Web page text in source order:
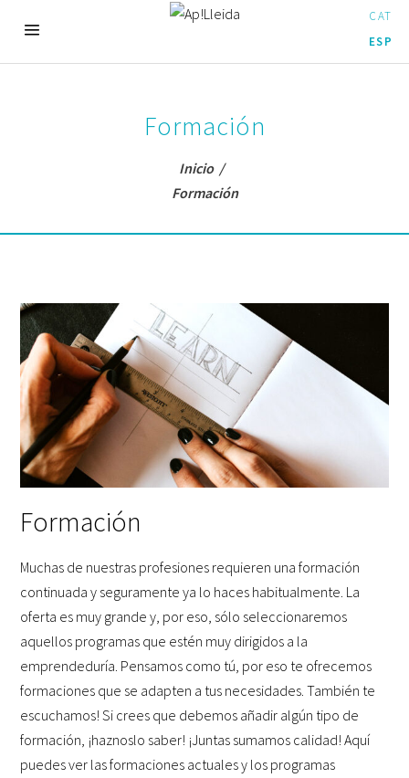
CAT
ESP
Formación
Inicio/
Formación
Formación
Muchas de nuestras profesiones requieren una formación
continuada y seguramente ya lo haces habitualmente. La
oferta es muy grande y, por eso, sólo seleccionaremos
aquellos programas que estén muy dirigidos a la
emprendeduría. Pensamos como tú, por eso te ofrecemos
formaciones que se adapten a tus necesidades. También te
escuchamos! Si crees que debemos añadir algún tipo de
formación, ¡haznoslo saber! ¡Juntas sumamos calidad! Aquí
puedes ver las formaciones actuales y los programas